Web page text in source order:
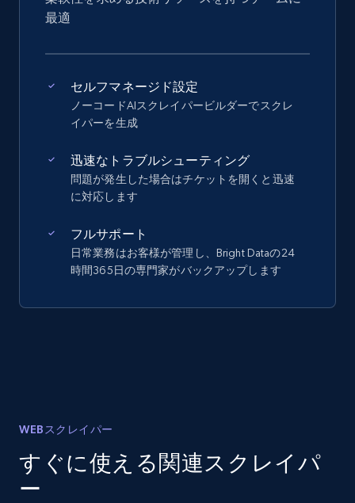
最適
セルフマネージド設定
ノーコードAIスクレイパービルダーでスクレ
イパーを生成
迅速なトラブルシューティング
問題が発生した場合はチケットを開くと迅速
に対応します
フルサポート
日常業務はお客様が管理し、Bright Dataの24
時間365日の専門家がバックアップします
WEBスクレイパー
すぐに使える関連スクレイパ
ー